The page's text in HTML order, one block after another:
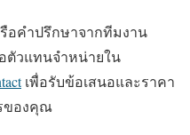
อคำปรึกษาจากทีมงาน
ตัวแทนจำหน่ายใน
เพื่อรับข้อเสนอและราคา
ของคุณ